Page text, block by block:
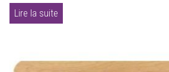
Lire la suite